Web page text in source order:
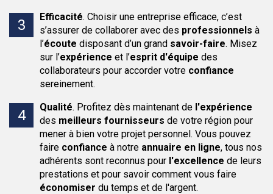
Efficacité. Choisir une entreprise efficace, c’est
s’assurer de collaborer avec des professionnels à
l’écoute disposant d’un grand savoir-faire. Misez
sur l’expérience et l’esprit d'équipe des
collaborateurs pour accorder votre confiance
sereinement.
Qualité. Profitez dès maintenant de l'expérience
des meilleurs fournisseurs de votre région pour
mener à bien votre projet personnel. Vous pouvez
faire confiance à notre annuaire en ligne, tous nos
adhérents sont reconnus pour l'excellence de leurs
prestations et pour savoir comment vous faire
économiser du temps et de l'argent.